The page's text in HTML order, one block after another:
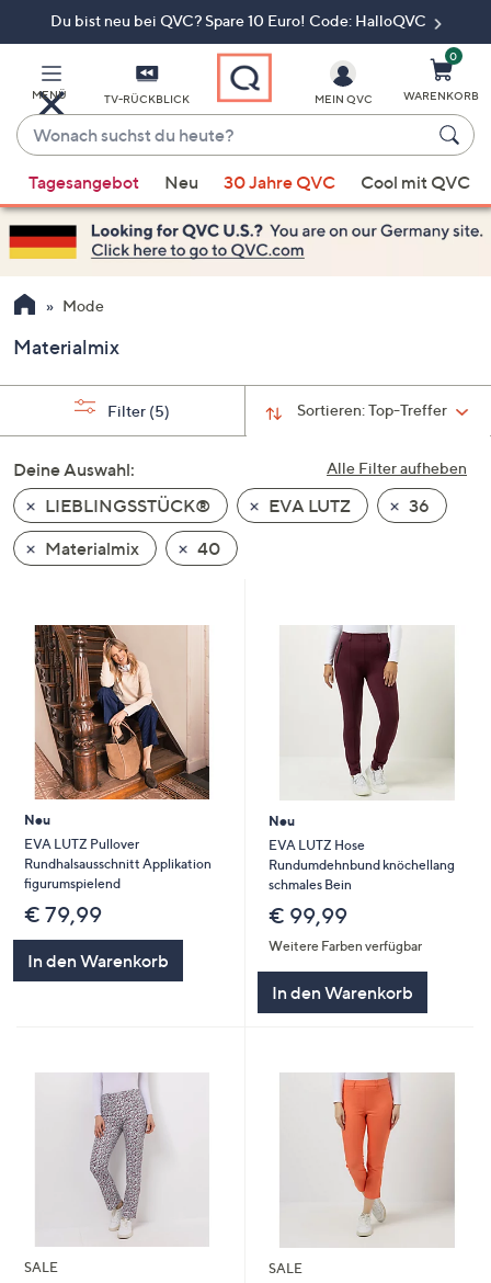
Du bist neu bei QVC? Spare 10 Euro! Code: HalloQVC
MENÜ TV-RÜCKBLICK
Wonach
suchst
du
heute?
Vorschläge
verfügbar
sind,
verwenden
Sie
Pfeiltasten
nach
und
nach
unten
oder
wischen
Sie
Geräten
nach
links
bzw.
rechts,
um
diese
anzuzeigen.
MEIN QVC
0
WARENKORB
Tagesangebot Neu 30 Jahre QVC Cool mit QVC
Mode
Materialmix
Sortieren:Top-Treffer
Filter (5)
Alle Filter aufheben
Deine Auswahl:
LIEBLINGSSTÜCK®
EVA LUTZ
36
Materialmix
40
Neu
EVA LUTZ Pullover
Rundhalsausschnitt Applikation
figurumspielend
€ 79,99
In den Warenkorb
Neu
EVA LUTZ Hose
Rundumdehnbund knöchellang
schmales Bein
€ 99,99
Weitere Farben verfügbar
In den Warenkorb
SALE
SALE